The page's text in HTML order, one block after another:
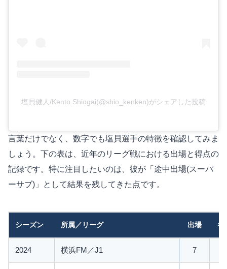
塩貝健人/Kento Shiogai(@shio_kenken)がシェアした投稿
言葉だけでなく、数字でも塩貝選手の特徴を確認してみま
しょう。下の表は、近年のリーグ戦における出場と得点の
記録です。特に注目したいのは、彼が「途中出場(スーパ
ーサブ)」として結果を残してきた点です。
シーズン 所属／リーグ 出場 得
2024 横浜FM／J1 7